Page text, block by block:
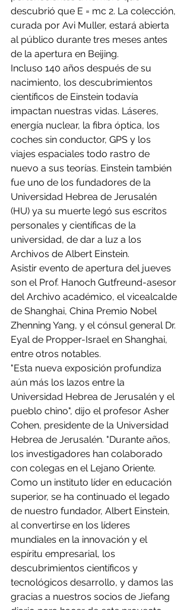
descubrió que E = mc 2. La colección,
curada por Avi Muller, estará abierta
al público durante tres meses antes
de la apertura en Beijing.
Incluso 140 años después de su
nacimiento, los descubrimientos
científicos de Einstein todavía
impactan nuestras vidas. Láseres,
energía nuclear, la fibra óptica, los
coches sin conductor, GPS y los
viajes espaciales todo rastro de
nuevo a sus teorías. Einstein también
fue uno de los fundadores de la
Universidad Hebrea de Jerusalén
(HU) ya su muerte legó sus escritos
personales y científicas de la
universidad, de dar a luz a los
Archivos de Albert Einstein.
Asistir evento de apertura del jueves
son el Prof. Hanoch Gutfreund-asesor
del Archivo académico, el vicealcalde
de Shanghai, China Premio Nobel
Zhenning Yang, y el cónsul general Dr.
Eyal de Propper-Israel en Shanghai,
entre otros notables.
"Esta nueva exposición profundiza
aún más los lazos entre la
Universidad Hebrea de Jerusalén y el
pueblo chino", dijo el profesor Asher
Cohen, presidente de la Universidad
Hebrea de Jerusalén. "Durante años,
los investigadores han colaborado
con colegas en el Lejano Oriente.
Como un instituto líder en educación
superior, se ha continuado el legado
de nuestro fundador, Albert Einstein,
al convertirse en los líderes
mundiales en la innovación y el
espíritu empresarial, los
descubrimientos científicos y
tecnológicos desarrollo, y damos las
gracias a nuestros socios de Jiefang